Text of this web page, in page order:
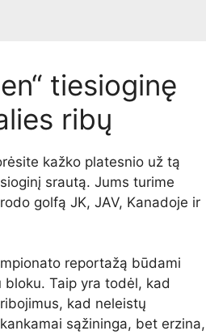
tiesioginę
ribų
kažko platesnio už tą
srautą. Jums turime
golfą JK, JAV, Kanadoje ir
reportažą būdami
Taip yra todėl, kad
kad neleistų
sąžininga, bet erzina,